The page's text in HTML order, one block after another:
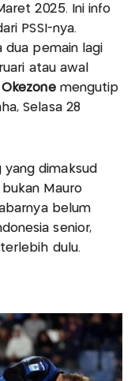
2025. Ini info
PSSI-nya.
dua pemain lagi
atau awal
Okezone mengutip
Selasa 28
dimaksud
bukan Mauro
belum
senior,
dulu.